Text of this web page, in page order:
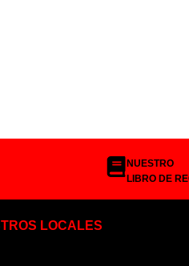
NUESTRO
LIBRO DE
LOCALES